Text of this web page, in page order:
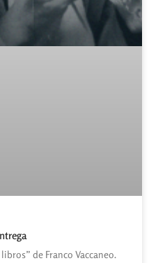
de Franco Vaccaneo.